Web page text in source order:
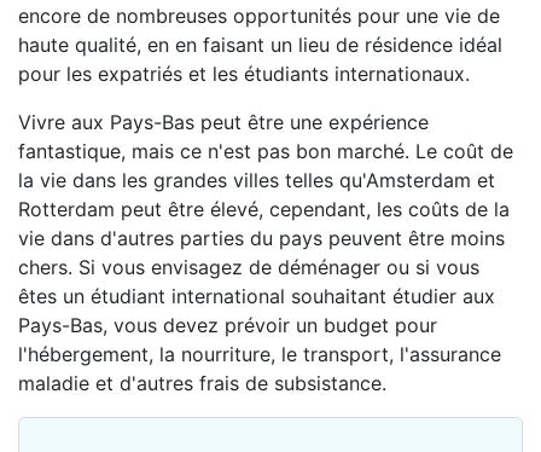
encore de nombreuses opportunités pour une vie de
haute qualité, en en faisant un lieu de résidence idéal
pour les expatriés et les étudiants internationaux.
Vivre aux Pays-Bas peut être une expérience
fantastique, mais ce n'est pas bon marché. Le coût de
la vie dans les grandes villes telles qu'Amsterdam et
Rotterdam peut être élevé, cependant, les coûts de la
vie dans d'autres parties du pays peuvent être moins
chers. Si vous envisagez de déménager ou si vous
êtes un étudiant international souhaitant étudier aux
Pays-Bas, vous devez prévoir un budget pour
l'hébergement, la nourriture, le transport, l'assurance
maladie et d'autres frais de subsistance.